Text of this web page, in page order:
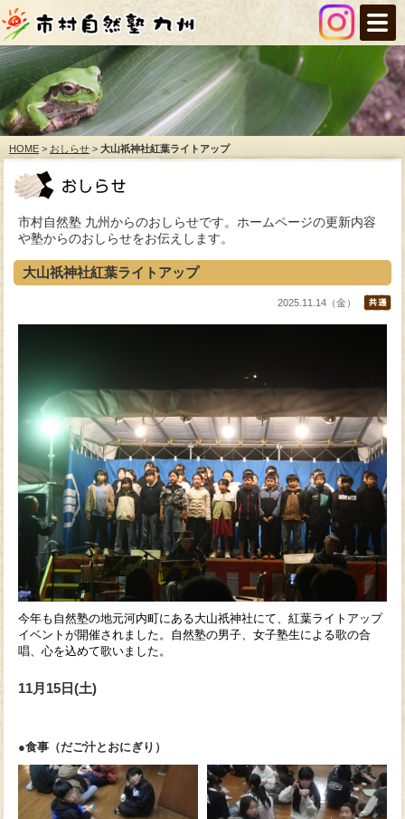
HOME > おしらせ > 大山祇神社紅葉ライトアップ
市村自然塾 九州からのおしらせです。ホームページの更新内容
や塾からのおしらせをお伝えします。
大山祇神社紅葉ライトアップ
2025.11.14（金）
今年も自然塾の地元河内町にある大山祇神社にて、紅葉ライトアップ
イベントが開催されました。自然塾の男子、女子塾生による歌の合
唱、心を込めて歌いました。
11月15日(土)
●食事（だご汁とおにぎり）